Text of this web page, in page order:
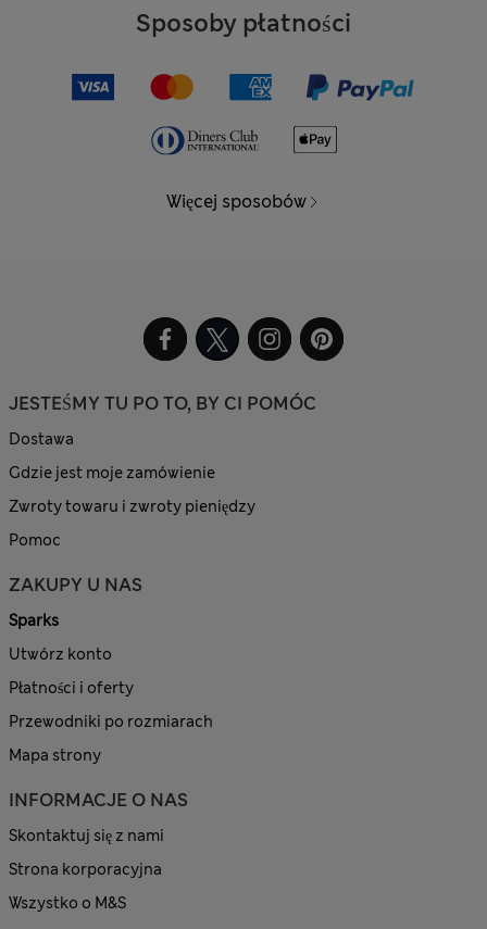
Sposoby płatności
Więcej sposobów
JESTEŚMY TU PO TO, BY CI POMÓC
Dostawa
Gdzie jest moje zamówienie
Zwroty towaru i zwroty pieniędzy
Pomoc
ZAKUPY U NAS
Sparks
Utwórz konto
Płatności i oferty
Przewodniki po rozmiarach
Mapa strony
INFORMACJE O NAS
Skontaktuj się z nami
Strona korporacyjna
Wszystko o M&S